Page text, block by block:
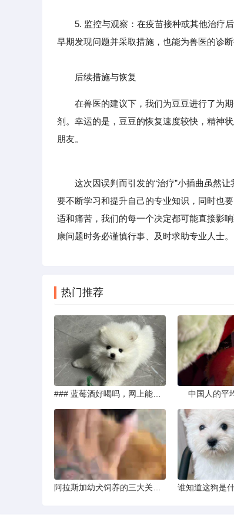
5. 监控与观察：在疫苗接种或其他治疗后
早期发现问题并采取措施，也能为兽医的诊断
后续措施与恢复
在兽医的建议下，我们为豆豆进行了为
剂。幸运的是，豆豆的恢复速度较快，精神
朋友。
这次因误判而引发的“治疗”小插曲虽然让
要不断学习和提升自己的专业知识，同时也
适和痛苦，我们的每一个决定都可能直接影
康问题时务必谨慎行事、及时求助专业人士。
热门推荐
中国人的平